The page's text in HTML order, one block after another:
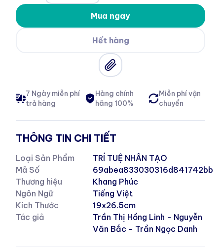
Mua ngay
Hết hàng
7 Ngày miễn phí
trả hàng
Hàng chính
hãng 100%
Miễn phí vận
chuyển
THÔNG TIN CHI TIẾT
Loại Sản Phẩm
TRÍ TUỆ NHÂN TẠO
Mã Số
69abea833030316d841742bb
Thương hiệu
Khang Phúc
Ngôn Ngữ
Tiếng Việt
Kích Thước
19x26.5cm
Tác giả
Trần Thị Hồng Linh - Nguyễn
Văn Bắc - Trần Ngọc Danh